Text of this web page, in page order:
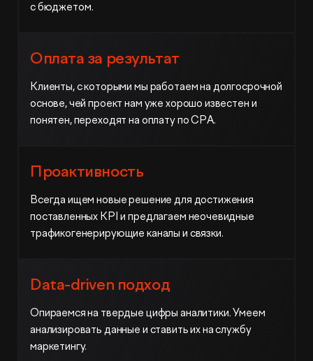
с бюджетом.
Оплата за результат
Клиенты, с которыми мы работаем на долгосрочной
основе, чей проект нам уже хорошо известен и
понятен, переходят на оплату по СРА.
Проактивность
Всегда ищем новые решение для достижения
поставленных KPI и предлагаем неочевидные
трафикогенерирующие каналы и связки.
Data-driven подход
Опираемся на твердые цифры аналитики. Умеем
анализировать данные и ставить их на службу
маркетингу.